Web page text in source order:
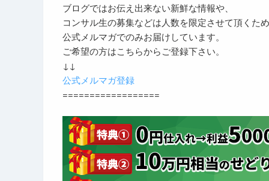
ブログではお伝え出来ない新鮮な情報や、
コンサル生の募集などは人数を限定させて頂くため
公式メルマガでのみお届けしています。
ご希望の方はこちらからご登録下さい。
↓↓
公式メルマガ登録
==================